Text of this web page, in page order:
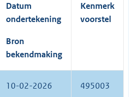
Datum
ondertekening
Bron
bekendmaking
Kenmerk
voorstel
10-02-2026 495003